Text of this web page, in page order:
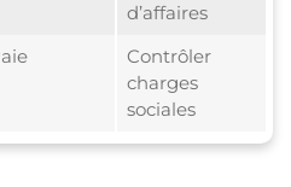
d’affaires
Contrôler
charges
sociales